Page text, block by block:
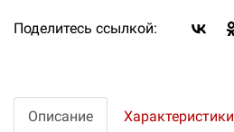
Поделитесь ссылкой:
Описание Характеристики